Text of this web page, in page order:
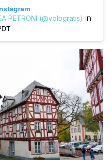
PETRONI (@vologratis) in